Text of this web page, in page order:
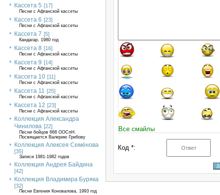
Кассета 5 [17]
Песни с Афганской кассеты
Кассета 6 [23]
Песни с Афганской кассеты
Кассета 7 [5]
Кандагар, 1980 год
Кассета 8 [16]
Песни с Афганской кассеты
Кассета 9 [14]
Песни с Афганской кассеты
Кассета 10 [11]
Песни с Афганской кассеты
Кассета 11 [25]
Песни с Афганской кассеты
Кассета 12 [23]
Песни с Афганской кассеты
Коллекция Александра
Чинилова [22]
Песни бойцов 668 ООСпН.
Посвящается Валерию Грибову
Коллекция Алексея Семёнова
[35]
Записи 1981-1982 годов
Коллекция Андрея Байдина
[42]
Коллекция Владимира Буряка
[32]
Песни Евгения Коновалова, 1993 год
Все смайлы
Код *: